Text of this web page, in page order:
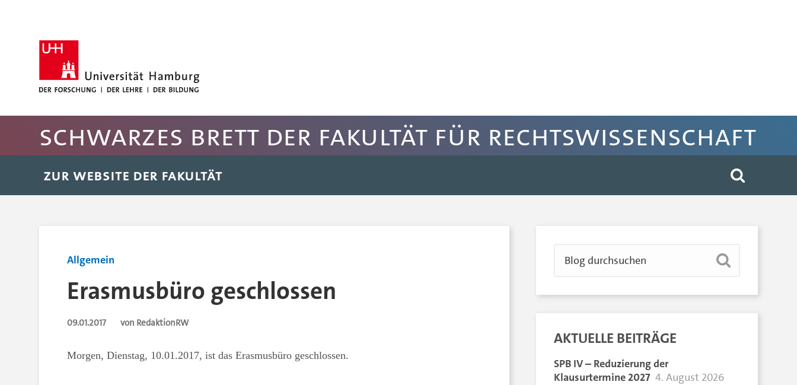
Rechte Spalte anspringen
Fussbereich der Seite anspringen
Schwarzes Brett der Fakultät für Rechtswissenschaft
ZUR WEBSITE DER FAKULTÄT
Allgemein
Erasmusbüro geschlossen
09.01.2017 von RedaktionRW
Morgen, Dienstag, 10.01.2017, ist das Erasmusbüro geschlossen.
AKTUELLE BEITRÄGE
SPB IV – Reduzierung der
Klausurtermine 2027 4. August 2026